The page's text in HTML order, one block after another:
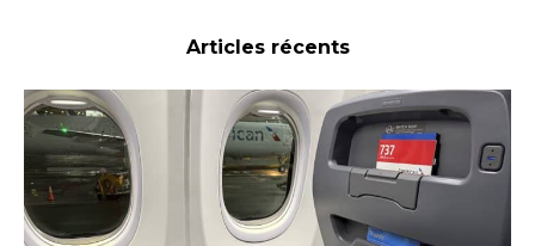
Articles récents